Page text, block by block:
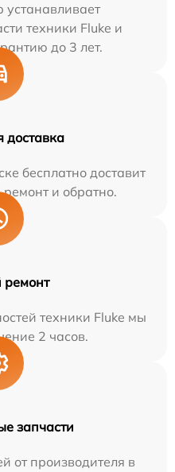
техники Fluke и
до 3 лет.
доставка
бесплатно доставит
и обратно.
техники Fluke мы
2 часов.
запчасти
от производителя в